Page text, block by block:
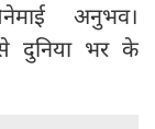
अनुभव।
दुनिया भर के